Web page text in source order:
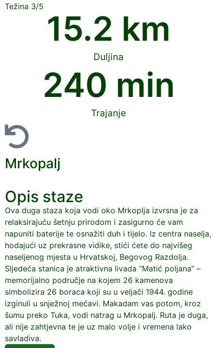
Težina 3/5
Duljina
15.2 km
Trajanje
240 min
Mrkopalj
Opis staze
Ova duga staza koja vodi oko Mrkoplja izvrsna je za
relaksirajuću šetnju prirodom i zasigurno će vam
napuniti baterije te osnažiti duh i tijelo. Iz centra naselja,
hodajući uz prekrasne vidike, stići ćete do najvišeg
naseljenog mjesta u Hrvatskoj, Begovog Razdolja.
Sljedeća stanica je atraktivna livada “Matić poljana” –
memorijalno područje na kojem 26 kamenova
simbolizira 26 boraca koji su u veljači 1944. godine
izginuli u snježnoj mećavi. Makadam vas potom, kroz
šumu preko Tuka, vodi natrag u Mrkopalj. Ruta je duga,
ali nije zahtjevna te je uz malo volje i vremena lako
savladiva.